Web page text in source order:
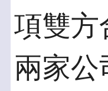
項雙方
兩家公